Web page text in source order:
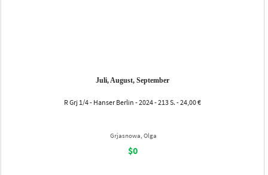
Juli, August, September
R Grj 1/4 - Hanser Berlin - 2024 - 213 S. - 24,00 €
Grjasnowa, Olga
$0